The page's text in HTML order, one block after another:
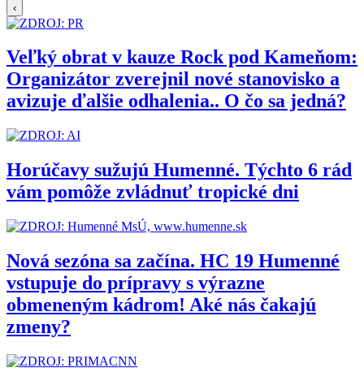
‹
Veľký obrat v kauze Rock pod Kameňom:
Organizátor zverejnil nové stanovisko a
avizuje ďalšie odhalenia.. O čo sa jedná?
Horúčavy sužujú Humenné. Týchto 6 rád
vám pomôže zvládnuť tropické dni
Nová sezóna sa začína. HC 19 Humenné
vstupuje do prípravy s výrazne
obmeneným kádrom! Aké nás čakajú
zmeny?